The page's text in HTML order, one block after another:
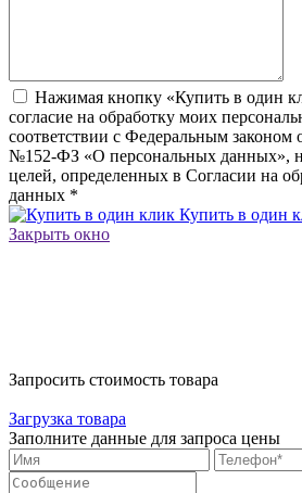
Нажимая кнопку «Купить в один
согласие на обработку моих
соответствии с Федеральным законом
№152-ФЗ «О персональных данных»,
целей, определенных в Согласии на
данных *
Купить в один
Закрыть окно
Запросить стоимость товара
Загрузка товара
Заполните данные для запроса цены